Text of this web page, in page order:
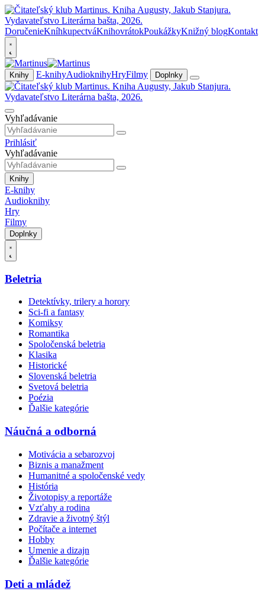
DoručenieKníhkupectváKnihovrátokPoukážkyKnižný blogKontakt
Knihy E-knihyAudioknihyHryFilmy Doplnky
Vyhľadávanie
Prihlásiť
Vyhľadávanie
Knihy
E-knihy
Audioknihy
Hry
Filmy
Doplnky
Beletria
Detektívky, trilery a horory
Sci-fi a fantasy
Komiksy
Romantika
Spoločenská beletria
Klasika
Historické
Slovenská beletria
Svetová beletria
Poézia
Ďalšie kategórie
Náučná a odborná
Motivácia a sebarozvoj
Biznis a manažment
Humanitné a spoločenské vedy
História
Životopisy a reportáže
Vzťahy a rodina
Zdravie a životný štýl
Počítače a internet
Hobby
Umenie a dizajn
Ďalšie kategórie
Deti a mládež